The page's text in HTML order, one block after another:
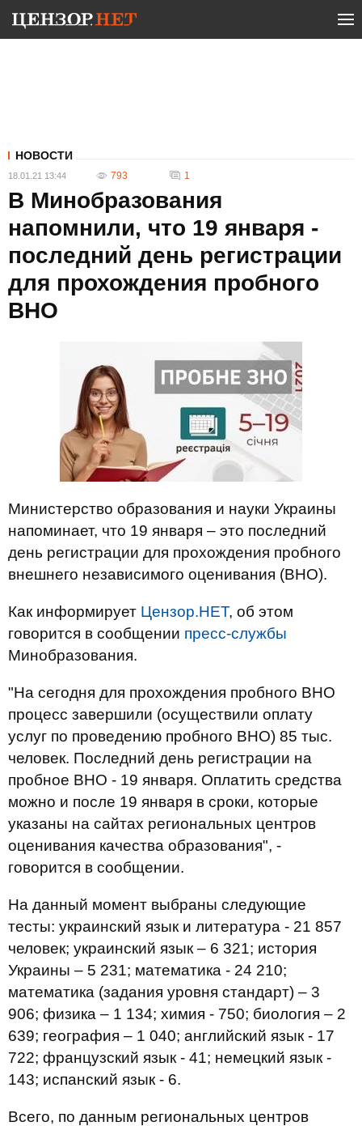
НОВОСТИ
18.01.21 13:44 793 1
В Минобразования
напомнили, что 19 января -
последний день регистрации
для прохождения пробного
ВНО
Министерство образования и науки Украины
напоминает, что 19 января – это последний
день регистрации для прохождения пробного
внешнего независимого оценивания (ВНО).
Как информирует Цензор.НЕТ, об этом
говорится в сообщении пресс-службы
Минобразования.
"На сегодня для прохождения пробного ВНО
процесс завершили (осуществили оплату
услуг по проведению пробного ВНО) 85 тыс.
человек. Последний день регистрации на
пробное ВНО - 19 января. Оплатить средства
можно и после 19 января в сроки, которые
указаны на сайтах региональных центров
оценивания качества образования", -
говорится в сообщении.
На данный момент выбраны следующие
тесты: украинский язык и литература - 21 857
человек; украинский язык – 6 321; история
Украины – 5 231; математика - 24 210;
математика (задания уровня стандарт) – 3
906; физика – 1 134; химия - 750; биология – 2
639; география – 1 040; английский язык - 17
722; французский язык - 41; немецкий язык -
143; испанский язык - 6.
Всего, по данным региональных центров